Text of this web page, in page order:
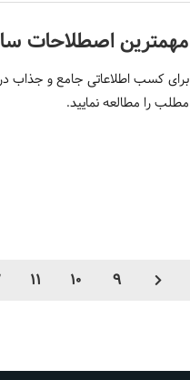
مهمترین اصطلاحات
برای کسب اطلاعاتی جامع و جذاب
مطلب را مطالعه نمایید.
9
10
11